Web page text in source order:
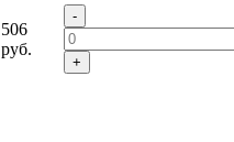
506
руб.
-
+